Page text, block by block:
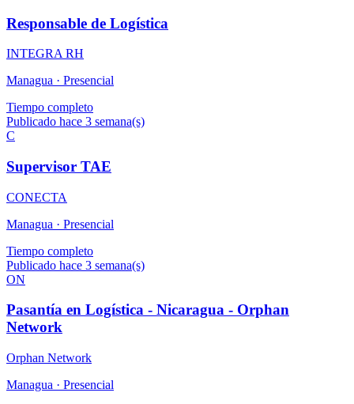
Responsable de Logística
INTEGRA RH
Managua · Presencial
Tiempo completo
Publicado hace 3 semana(s)
C
Supervisor TAE
CONECTA
Managua · Presencial
Tiempo completo
Publicado hace 3 semana(s)
ON
Pasantía en Logística - Nicaragua - Orphan
Network
Orphan Network
Managua · Presencial